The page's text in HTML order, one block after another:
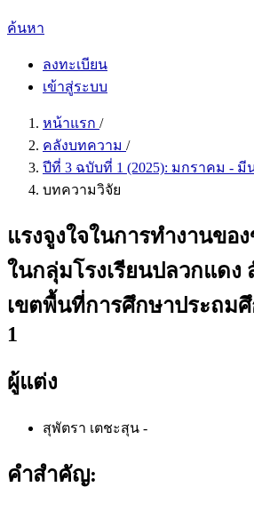
ค้นหา
ลงทะเบียน
เข้าสู่ระบบ
หน้าแรก /
คลังบทความ /
ปีที่ 3 ฉบับที่ 1 (2025): มกราคม - มี
บทความวิจัย
แรงจูงใจในการทำงานขอ
ในกลุ่มโรงเรียนปลวกแดง
เขตพื้นที่การศึกษาประถมศึ
1
ผู้แต่ง
สุพัตรา เตชะสุน -
คำสำคัญ: